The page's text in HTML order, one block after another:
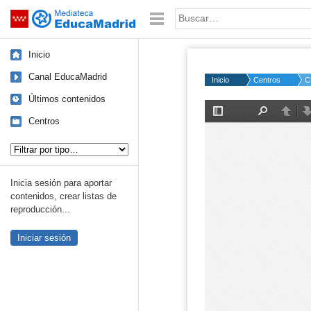
Saltar navegación Palabra o frase:
Inicio
Canal EducaMadrid
Últimos contenidos
Centros
Inicia sesión para aportar
contenidos, crear listas de
reproducción...
Iniciar sesión
Inicio Centros